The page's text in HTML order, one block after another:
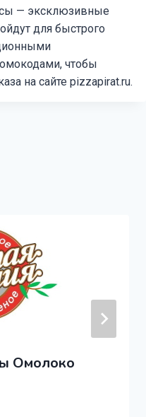
— эксклюзивные
для быстрого
чтобы
на сайте pizzapirat.ru.
Омолоко